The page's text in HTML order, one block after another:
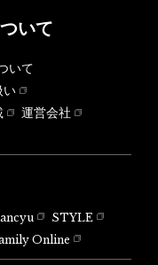
いて
いて
い
運営会社
STYLE
Online